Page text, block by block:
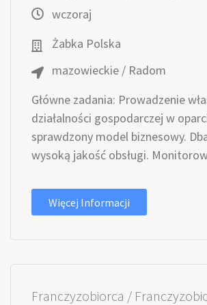
wczoraj
Żabka Polska
mazowieckie / Radom
Główne zadania: Prowadzenie
działalności gospodarczej w
sprawdzony model biznesowy.
wysoką jakość obsługi.
Więcej Informacji
Franczyzobiorca /